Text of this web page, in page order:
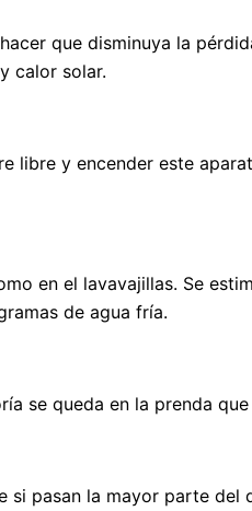
que disminuya la
calor solar.
libre y encender este
en el lavavajillas. Se
de agua fría.
se queda en la prenda
pasan la mayor parte del